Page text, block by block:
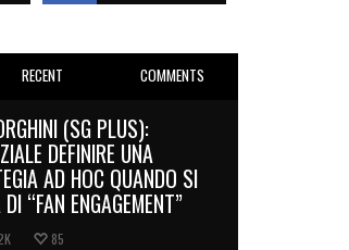
RECENT COMMENTS
(SG PLUS):
DEFINIRE UNA
AD HOC QUANDO SI
“FAN ENGAGEMENT”
85